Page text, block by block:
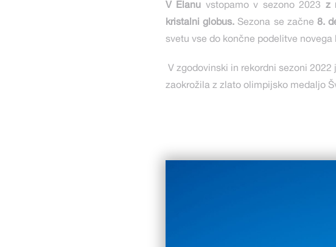
V Elanu vstopamo v sezono 2023 z
kristalni globus. Sezona se začne 8.
svetu vse do končne podelitve
V zgodovinski in rekordni sezoni
zaokrožila z zlato olimpijsko medaljo